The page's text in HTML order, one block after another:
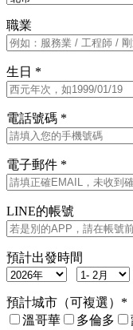
職業
生日 *
電話號碼 *
電子郵件 *
LINE的帳號
預計出發時間
預計城市（可複選）*
溫哥華
多倫多